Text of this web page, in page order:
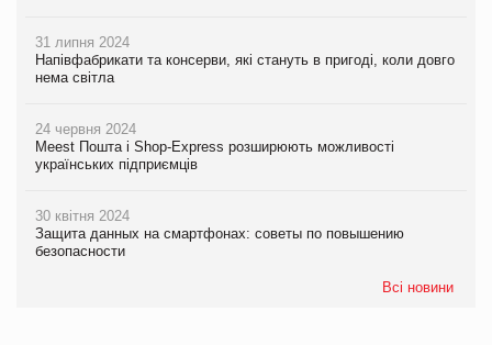
31 липня 2024
Напівфабрикати та консерви, які стануть в пригоді, коли довго
нема світла
24 червня 2024
Meest Пошта і Shop-Express розширюють можливості
українських підприємців
30 квітня 2024
Защита данных на смартфонах: советы по повышению
безопасности
Всі новини